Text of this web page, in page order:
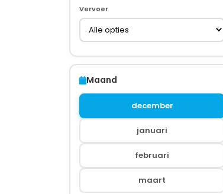
Vervoer
Maand
december
januari
februari
maart